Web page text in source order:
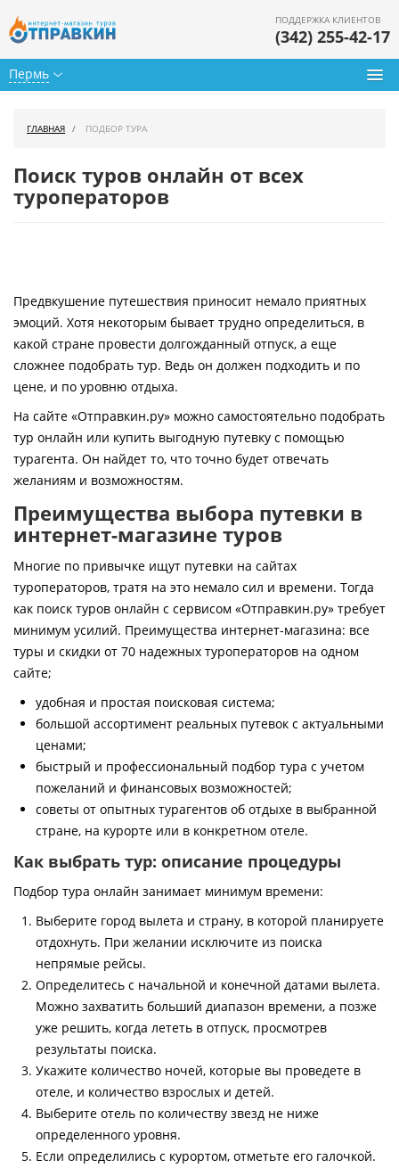
Пермь
ПОДДЕРЖКА КЛИЕНТОВ
(342) 255-42-17
Горящие туры
Страны
Как купить
Контакты
ГЛАВНАЯ ПОДБОР ТУРА
Поиск туров онлайн от всех
туроператоров
Предвкушение путешествия приносит немало приятных
эмоций. Хотя некоторым бывает трудно определиться, в
какой стране провести долгожданный отпуск, а еще
сложнее подобрать тур. Ведь он должен подходить и по
цене, и по уровню отдыха.
На сайте «Отправкин.ру» можно самостоятельно подобрать
тур онлайн или купить выгодную путевку с помощью
турагента. Он найдет то, что точно будет отвечать
желаниям и возможностям.
Преимущества выбора путевки в
интернет-магазине туров
Многие по привычке ищут путевки на сайтах
туроператоров, тратя на это немало сил и времени. Тогда
как поиск туров онлайн с сервисом «Отправкин.ру» требует
минимум усилий. Преимущества интернет-магазина: все
туры и скидки от 70 надежных туроператоров на одном
сайте;
удобная и простая поисковая система;
большой ассортимент реальных путевок с актуальными
ценами;
быстрый и профессиональный подбор тура с учетом
пожеланий и финансовых возможностей;
советы от опытных турагентов об отдыхе в выбранной
стране, на курорте или в конкретном отеле.
Как выбрать тур: описание процедуры
Подбор тура онлайн занимает минимум времени:
Выберите город вылета и страну, в которой планируете
отдохнуть. При желании исключите из поиска
непрямые рейсы.
Определитесь с начальной и конечной датами вылета.
Можно захватить больший диапазон времени, а позже
уже решить, когда лететь в отпуск, просмотрев
результаты поиска.
Укажите количество ночей, которые вы проведете в
отеле, и количество взрослых и детей.
Выберите отель по количеству звезд не ниже
определенного уровня.
Если определились с курортом, отметьте его галочкой.